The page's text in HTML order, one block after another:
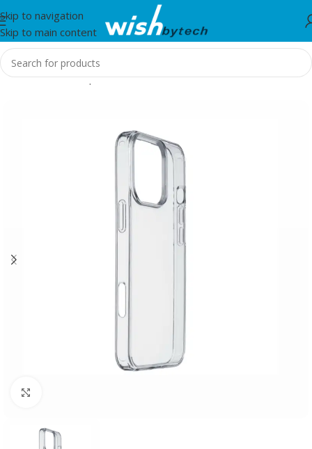
Skip to navigation
Skip to main content
Home/Aksesorë për mobil dhe IT